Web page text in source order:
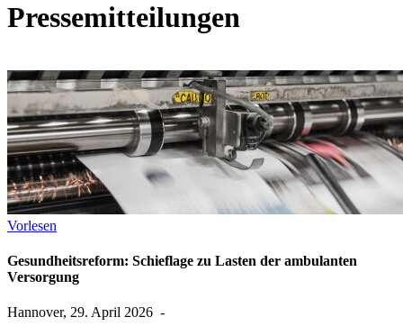
Pressemitteilungen
Vorlesen
Gesundheitsreform: Schieflage zu Lasten der ambulanten
Versorgung
Hannover, 29. April 2026 -